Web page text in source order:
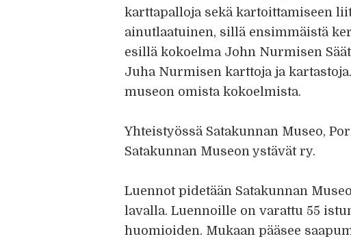
karttapalloja sekä kartoittamiseen
ainutlaatuinen, sillä ensimmäistä
esillä kokoelma John Nurmisen
Juha Nurmisen karttoja ja
museon omista kokoelmista.
Yhteistyössä Satakunnan Museo,
Satakunnan Museon ystävät ry.
Luennot pidetään Satakunnan
lavalla. Luennoille on varattu 55
huomioiden. Mukaan pääsee